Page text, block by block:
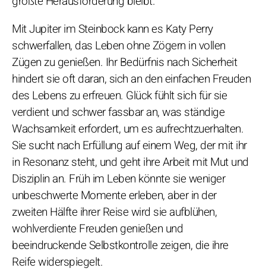
Mit Jupiter im Steinbock kann es Katy Perry
schwerfallen, das Leben ohne Zögern in vollen
Zügen zu genießen. Ihr Bedürfnis nach Sicherheit
hindert sie oft daran, sich an den einfachen Freuden
des Lebens zu erfreuen. Glück fühlt sich für sie
verdient und schwer fassbar an, was ständige
Wachsamkeit erfordert, um es aufrechtzuerhalten.
Sie sucht nach Erfüllung auf einem Weg, der mit ihr
in Resonanz steht, und geht ihre Arbeit mit Mut und
Disziplin an. Früh im Leben könnte sie weniger
unbeschwerte Momente erleben, aber in der
zweiten Hälfte ihrer Reise wird sie aufblühen,
wohlverdiente Freuden genießen und
beeindruckende Selbstkontrolle zeigen, die ihre
Reife widerspiegelt.